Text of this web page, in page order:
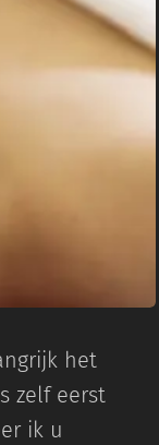
het
zelf eerst
ik u